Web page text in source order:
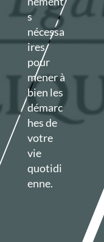
s
nécessa
ires
pour
mener à
bien les
démarc
hes de
votre
vie
quotidi
enne.